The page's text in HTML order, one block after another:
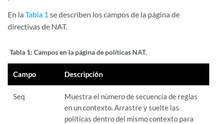
En la Tabla 1 se describen los campos de la página de
directivas de NAT.
Tabla 1: Campos en la página de políticas NAT.
Campo Descripción
Seq
Muestra el número de secuencia de reglas
en un contexto. Arrastre y suelte las
políticas dentro del mismo contexto para